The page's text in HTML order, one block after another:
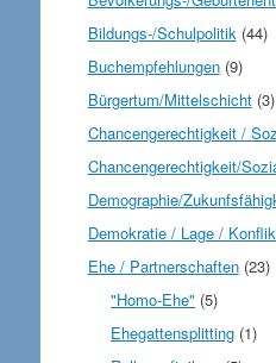
Bildungs-/Schulpolitik(44)
Buchempfehlungen(9)
Bürgertum/Mittelschicht(3)
Chancengerechtigkeit /
Chancengerechtigkeit/
Demographie/
Demokratie / Lage /
Ehe / Partnerschaften(23)
"Homo-Ehe" (5)
Ehegattensplitting (1)